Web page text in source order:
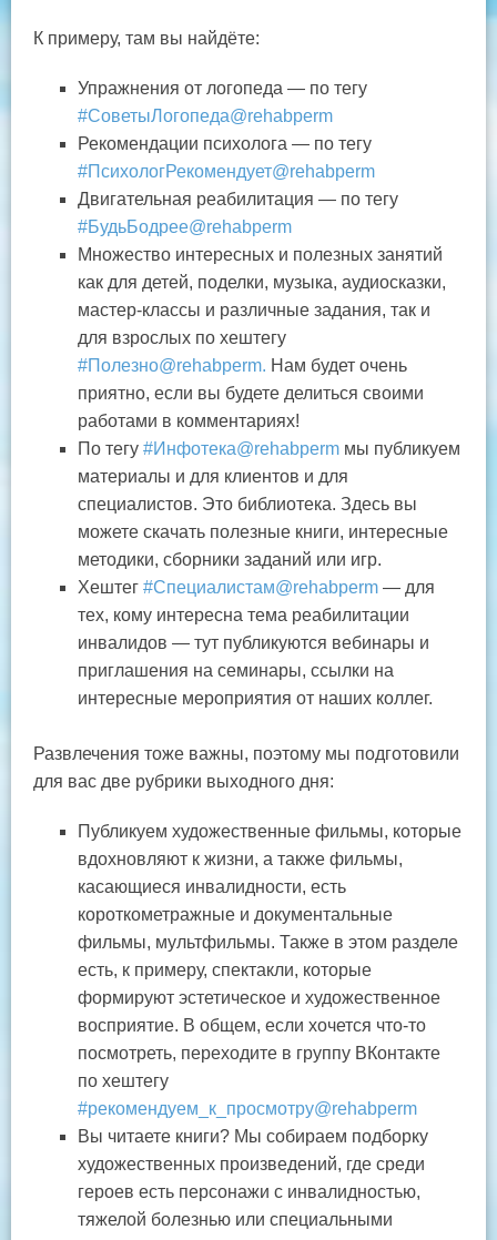
К примеру, там вы найдёте:
Упражнения от логопеда — по тегу
#СоветыЛогопеда@rehabperm
Рекомендации психолога — по тегу
#ПсихологРекомендует@rehabperm
Двигательная реабилитация — по тегу
#БудьБодрее@rehabperm
Множество интересных и полезных занятий
как для детей, поделки, музыка, аудиосказки,
мастер-классы и различные задания, так и
для взрослых по хештегу
#Полезно@rehabperm. Нам будет очень
приятно, если вы будете делиться своими
работами в комментариях!
По тегу #Инфотека@rehabperm мы публикуем
материалы и для клиентов и для
специалистов. Это библиотека. Здесь вы
можете скачать полезные книги, интересные
методики, сборники заданий или игр.
Хештег #Специалистам@rehabperm — для
тех, кому интересна тема реабилитации
инвалидов — тут публикуются вебинары и
приглашения на семинары, ссылки на
интересные мероприятия от наших коллег.
Развлечения тоже важны, поэтому мы подготовили
для вас две рубрики выходного дня:
Публикуем художественные фильмы, которые
вдохновляют к жизни, а также фильмы,
касающиеся инвалидности, есть
короткометражные и документальные
фильмы, мультфильмы. Также в этом разделе
есть, к примеру, спектакли, которые
формируют эстетическое и художественное
восприятие. В общем, если хочется что-то
посмотреть, переходите в группу ВКонтакте
по хештегу
#рекомендуем_к_просмотру@rehabperm
Вы читаете книги? Мы собираем подборку
художественных произведений, где среди
героев есть персонажи с инвалидностью,
тяжелой болезнью или специальными